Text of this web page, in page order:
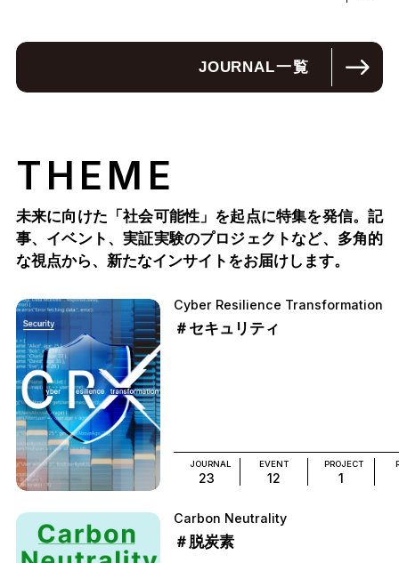
JOURNAL一覧
THEME
未来に向けた「社会可能性」を起点に特集を発信。記
事、イベント、実証実験のプロジェクトなど、多角的
な視点から、新たなインサイトをお届けします。
Cyber Resilience Transformation
＃セキュリティ
JOURNAL
23
EVENT
12
PROJECT
1
Carbon Neutrality
＃脱炭素